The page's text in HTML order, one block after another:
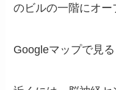
のビルの一階にオー
Googleマップで見る